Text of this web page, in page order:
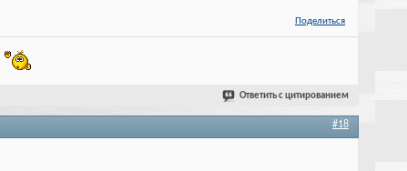
Поделиться
Ответить с цитированием
#18